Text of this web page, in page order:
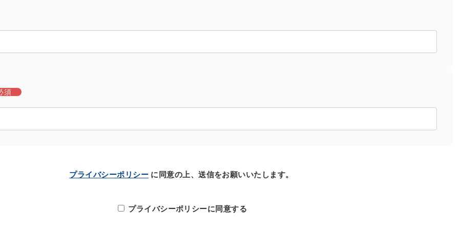
須
プライバシーポリシーに同意の上、送信をお願いいたします。
プライバシーポリシーに同意する